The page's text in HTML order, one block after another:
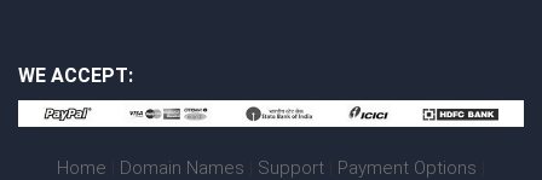
WE ACCEPT:
Home Domain Names Support Payment Options